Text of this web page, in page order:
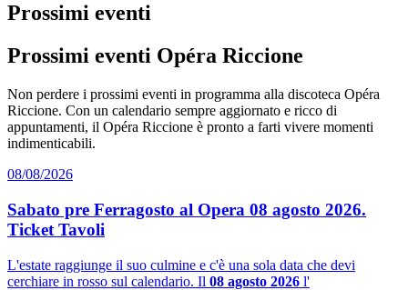
Prossimi eventi
Prossimi eventi Opéra Riccione
Non perdere i prossimi eventi in programma alla discoteca Opéra
Riccione. Con un calendario sempre aggiornato e ricco di
appuntamenti, il Opéra Riccione è pronto a farti vivere momenti
indimenticabili.
08/08/2026
Sabato pre Ferragosto al Opera 08 agosto 2026.
Ticket Tavoli
L'estate raggiunge il suo culmine e c'è una sola data che devi
cerchiare in rosso sul calendario. Il 08 agosto 2026 l'